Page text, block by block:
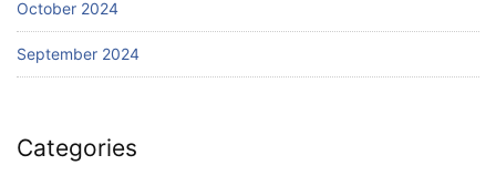
October 2024
September 2024
Categories